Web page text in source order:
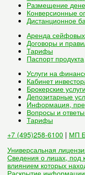
Размещение
Конверсионные
Дистанционное
Аренда
Договоры и
Тарифы
Паспорт продукта
Услуги на
Кабинет
Брокерские услуги
Депозитарные
Информация,
Вопросы и
Тарифы
+7 (495)258-6100 | МП
Универсальная
Сведения о лицах, под
влиянием которых